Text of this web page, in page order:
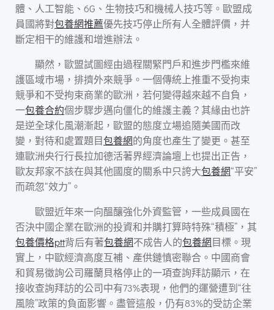
體、人工智能、6G、生物技巧和機械人技巧等。歐盟成
員國將對包養網推薦優先技巧停止所有人全體評價，并
斷定相干的維護和增進辦法。
顯然，歐盟試圖經由過程關緊門戶和進步門檻來維
護區域市場，排擠外來競爭。一個傳統上推重不受拘束
競爭和不受拘束商業的歐洲，若何變得越來越不自負，
一包養合約個步驟步邁向僵化的維護主義？其緣由也許
是逆全球化風潮漸起，歐盟的態度立場追隨美國而改
變，對待和處置題目包養網的角度也產生了變更。甚至
連歐洲央行行長拉加德活著界經濟論壇上也提出正告，
歐友邦家不該在與其他國度的關系中只誇大包養網“平安”
而疏忽“效力”。
歐盟近年來一向醞釀強化外資監管，一些成員國在
否決中國企業在歐洲的投資和并購打算時特殊“積極”，其
包養價格ptt背后有著包養網不成告人的包養網目標。現
實上，中歐經濟高度互補、產供鏈慎密聯合。中國商會
和貿易徵詢公司羅蘭貝格停止的一項查詢拜訪顯示，在
接收查詢拜訪的公司中有73%表現，他們的運營遭到“往
風險”政策的負面影響。盡管這般，仍有83%的受訪企業